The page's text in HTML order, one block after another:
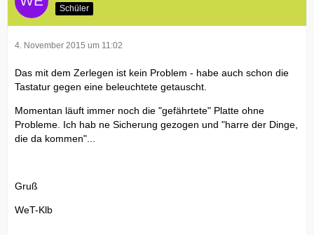
Schüler
4. November 2015 um 11:02
Das mit dem Zerlegen ist kein Problem - habe auch schon die
Tastatur gegen eine beleuchtete getauscht.
Momentan läuft immer noch die "gefährtete" Platte ohne
Probleme. Ich hab ne Sicherung gezogen und "harre der Dinge,
die da kommen"...
Gruß
WeT-Klb